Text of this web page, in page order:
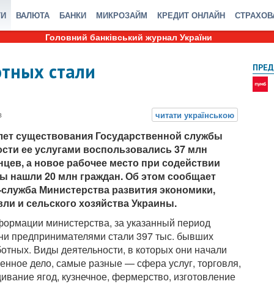
ВАЛЮТА БАНКИ МИКРОЗАЙМ КРЕДИТ ОНЛАЙН
Головний банківський журнал України
стали
существования Государственной службы
ее услугами воспользовались 37 млн
а новое рабочее место при содействии
нашли 20 млн граждан. Об этом сообщает
Министерства развития экономики,
и сельского хозяйства Украины.
министерства, за указанный период
предпринимателями стали 397 тыс. бывших
Виды деятельности, в которых они начали
дело, самые разные — сфера услуг, торговля,
ягод, кузнечное, фермерство, изготовление